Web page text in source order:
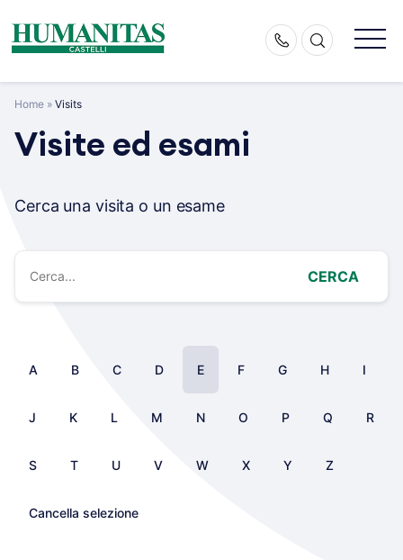
content
Home » Visits
Visite ed esami
Cerca una visita o un esame
CERCA
A B C D E F G H I
J K L M N O P Q R
S T U V W X Y Z
Cancella selezione